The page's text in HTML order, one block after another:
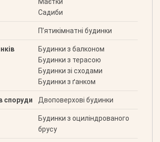
Маєтки
Садиби
П’ятикімнатні будинки
Будинки з балконом
Будинки з терасою
Будинки зі сходами
Будинки з ґанком
споруди Двоповерхові будинки
Будинки з оциліндрованого
брусу